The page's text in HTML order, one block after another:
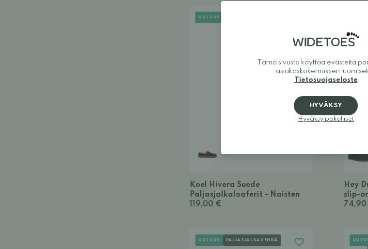
UUTUUS
Koel Hivera Suede
Paljasjalkaloaferit - Naisten
119,00 €
Hey
slip-
UUTUUS PALJASJALKAKENKÄ
Tämä sivusto käyttää evästeitä
asiakaskokemuksen
Tietosuojaseloste
HYVÄKSY
Hyväksy pakolliset